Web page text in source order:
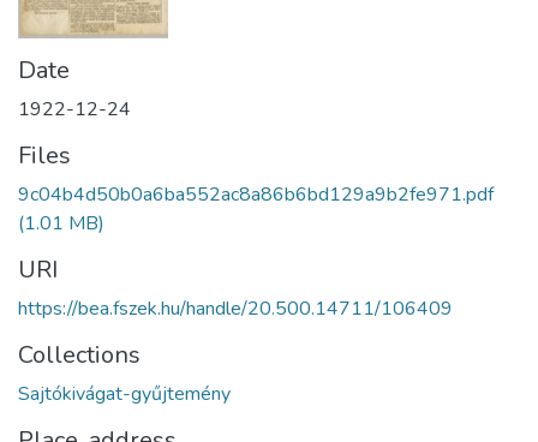
Date
1922-12-24
Files
9c04b4d50b0a6ba552ac8a86b6bd129a9b2fe971.pdf
(1.01 MB)
URI
https://bea.fszek.hu/handle/20.500.14711/106409
Collections
Sajtókivágat-gyűjtemény